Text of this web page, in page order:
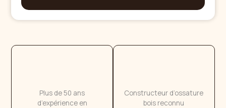
Plus de 50 ans
d’expérience en
Constructeur d’ossature
bois reconnu